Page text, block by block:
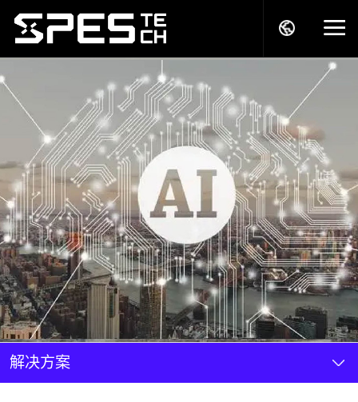
产品中心
解决方案
服务支持
商务模式
新闻资讯
解决方案